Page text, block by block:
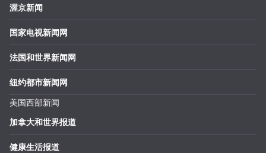
渥京新闻
国家电视新闻网
法国和世界新闻网
纽约都市新闻网
美国西部新闻
加拿大和世界报道
健康生活报道